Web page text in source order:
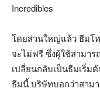
Incredibles
โดยส่วนใหญ่แล้ว ธีมโ
จะไม่ฟรี ซึ่งผู้ใช้สามา
เปลี่ยนกลับเป็นธีมเริ่ม
ธีมนี้ บริษัทบอกว่าสาม